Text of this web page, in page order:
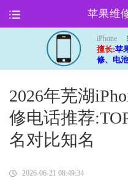
苹果维
iPhone
擅长:苹
修、电
2026年芜湖
修电话推荐
名对比知名
2026-06-21 08:49:34